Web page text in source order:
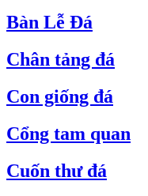
Bàn Lễ Đá
Chân tảng đá
Con giống đá
Cổng tam quan
Cuốn thư đá